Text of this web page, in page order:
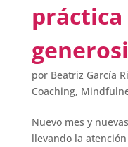
práctica
por Beatriz García
Coaching,
Nuevo mes y
llevando la